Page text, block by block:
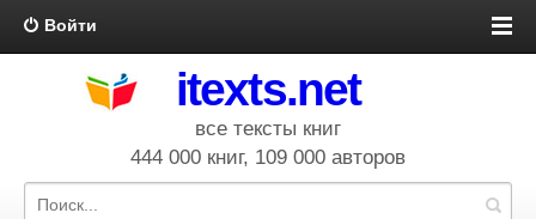
Войти
itexts.net
все тексты книг
444 000 книг, 109 000 авторов